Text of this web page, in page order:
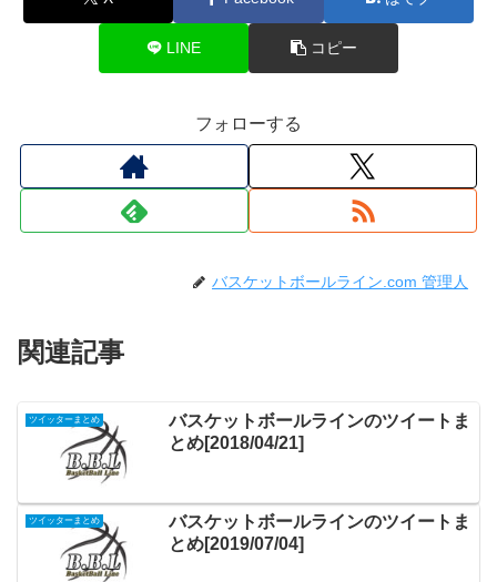
LINE コピー
フォローする
バスケットボールライン.com 管理人
関連記事
ツイッターまとめ
バスケットボールラインのツイートま
とめ[2018/04/21]
ツイッターまとめ
バスケットボールラインのツイートま
とめ[2019/07/04]